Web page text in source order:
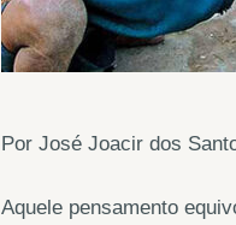
Por José Joacir dos
Aquele pensamento